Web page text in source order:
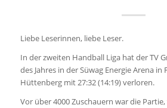
Liebe Leserinnen, liebe Leser.
In der zweiten Handball Liga hat der TV
des Jahres in der Süwag Energie Arena
Hüttenberg mit 27:32 (14:19) verloren.
Vor über 4000 Zuschauern war die